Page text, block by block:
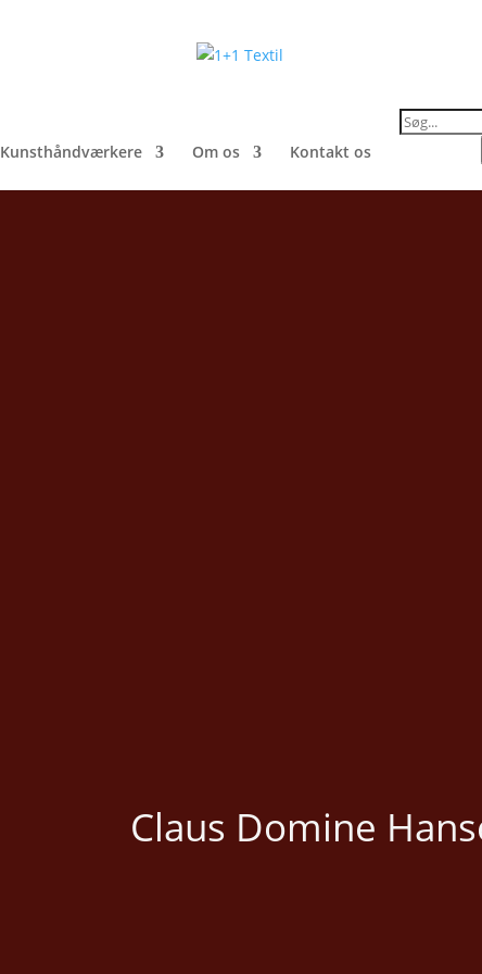
Kunsthåndværkere Om os Kontakt os
Products
search
Claus Domine